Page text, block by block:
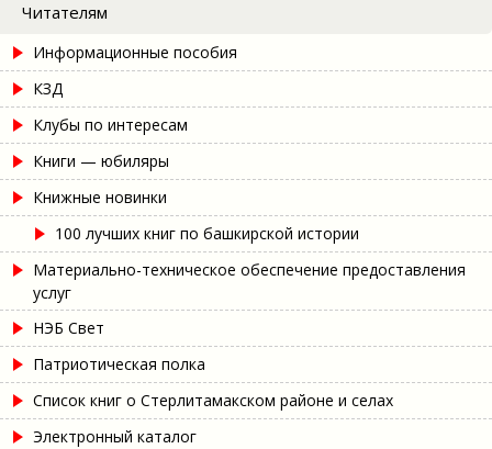
Читателям
Информационные пособия
КЗД
Клубы по интересам
Книги — юбиляры
Книжные новинки
100 лучших книг по башкирской истории
Материально-техническое обеспечение предоставления
услуг
НЭБ Свет
Патриотическая полка
Список книг о Стерлитамакском районе и селах
Электронный каталог